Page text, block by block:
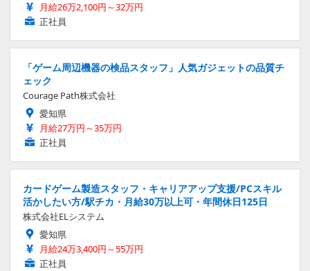
月給26万2,100円～32万円
正社員
「ゲーム周辺機器の検品スタッフ」人気ガジェットの品質チ
ェック
Courage Path株式会社
愛知県
月給27万円～35万円
正社員
カードゲーム製造スタッフ・キャリアアップ支援/PCスキル
活かしたい方/駅チカ・月給30万以上可・年間休日125日
株式会社ELシステム
愛知県
月給24万3,400円～55万円
正社員